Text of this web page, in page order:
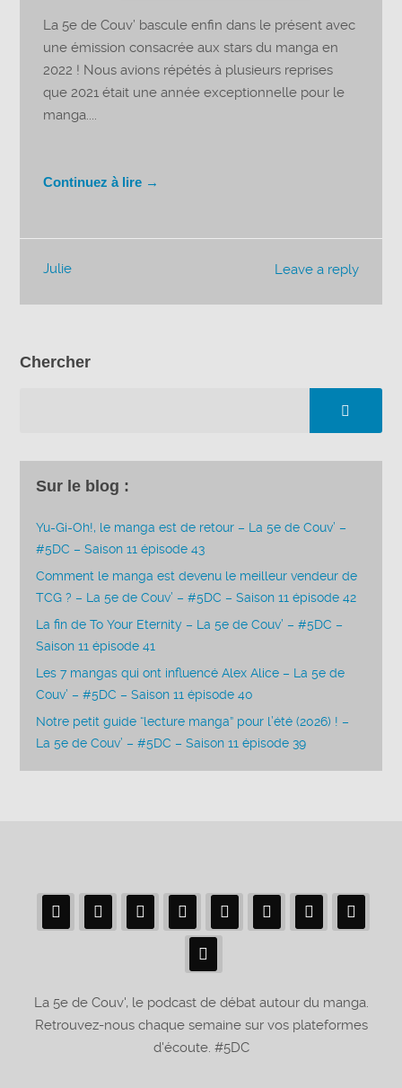
La 5e de Couv’ bascule enfin dans le présent avec
une émission consacrée aux stars du manga en
2022 ! Nous avions répétés à plusieurs reprises
que 2021 était une année exceptionnelle pour le
manga....
Continuez à lire →
Leave a reply
Julie
Chercher
Sur le blog :
Yu-Gi-Oh!, le manga est de retour – La 5e de Couv’ –
#5DC – Saison 11 épisode 43
Comment le manga est devenu le meilleur vendeur de
TCG ? – La 5e de Couv’ – #5DC – Saison 11 épisode 42
La fin de To Your Eternity – La 5e de Couv’ – #5DC –
Saison 11 épisode 41
Les 7 mangas qui ont influencé Alex Alice – La 5e de
Couv’ – #5DC – Saison 11 épisode 40
Notre petit guide “lecture manga” pour l’été (2026) ! –
La 5e de Couv’ – #5DC – Saison 11 épisode 39
La 5e de Couv', le podcast de débat autour du manga.
Retrouvez-nous chaque semaine sur vos plateformes
d'écoute. #5DC